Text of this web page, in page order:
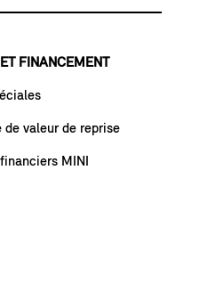
FINANCEMENT
de valeur de reprise
MINI